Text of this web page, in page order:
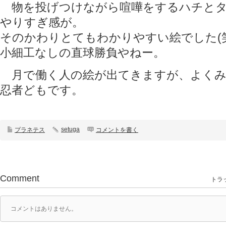
物を投げつけながら喧嘩をするハチと
やりすぎ感が。
そのかわりとてもわかりやすい絵でした(
小細工なしの直球勝負やねー。
月で働く人の絵が出てきますが、よく
忍者どもです。
プラネテス setuga コメントを書く
Comment トラ
コメントはありません。